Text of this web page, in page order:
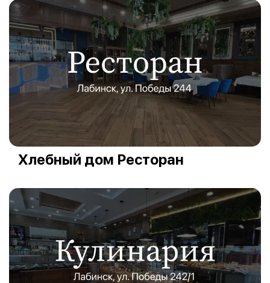
Хлебный дом Ресторан